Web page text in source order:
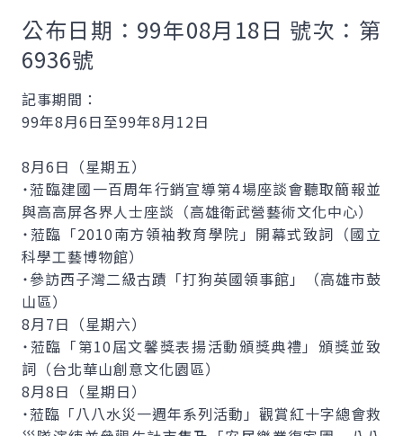
公布日期：99年08月18日 號次：第
6936號
記事期間：
99年8月6日至99年8月12日
8月6日（星期五）
˙蒞臨建國一百周年行銷宣導第4場座談會聽取簡報並
與高高屏各界人士座談（高雄衛武營藝術文化中心）
˙蒞臨「2010南方領袖教育學院」開幕式致詞（國立
科學工藝博物館）
˙參訪西子灣二級古蹟「打狗英國領事館」（高雄市鼓
山區）
8月7日（星期六）
˙蒞臨「第10屆文馨獎表揚活動頒獎典禮」頒獎並致
詞（台北華山創意文化園區）
8月8日（星期日）
˙蒞臨「八八水災一週年系列活動」觀賞紅十字總會救